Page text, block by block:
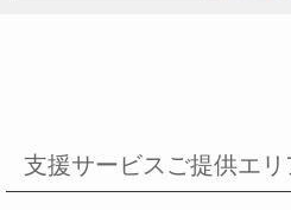
支援サービスご提供エリ